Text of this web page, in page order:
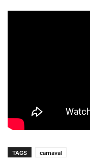
TAGS carnaval